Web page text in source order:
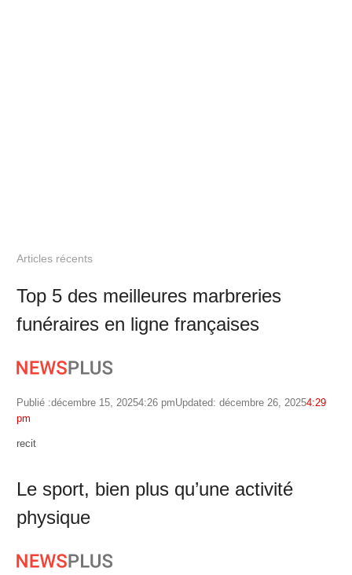
Articles récents
Top 5 des meilleures marbreries
funéraires en ligne françaises
Publié :décembre 15, 20254:26 pmUpdated: décembre 26, 20254:29
pm
Author
recit
Le sport, bien plus qu’une activité
physique